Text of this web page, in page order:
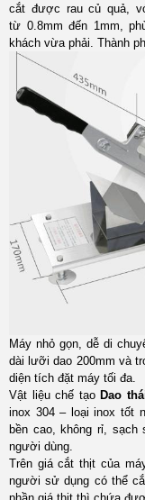
cắt được rau củ quả,
từ 0.8mm đến 1mm,
khách vừa phải. Thành
Máy nhỏ gọn, dễ di
dài lưỡi dao 200mm và
diện tích đặt máy tối đa.
Vật liệu chế tạo Dao
inox 304 – loại inox tốt
bền cao, không rỉ,
người dùng.
Trên giá cắt thịt của
người sử dụng có thể